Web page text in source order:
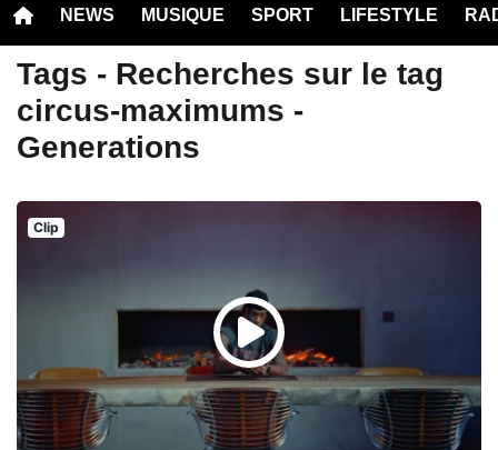
NEWS MUSIQUE SPORT LIFESTYLE
Tags - Recherches sur le tag
circus-maximums -
Generations
Clip